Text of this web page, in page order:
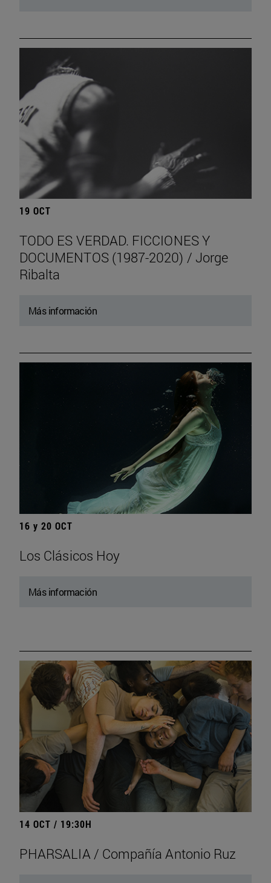
19 OCT
TODO ES VERDAD. FICCIONES Y
DOCUMENTOS (1987-2020) / Jorge
Ribalta
Más información
16 y 20 OCT
Los Clásicos Hoy
Más información
14 OCT / 19:30H
PHARSALIA / Compañía Antonio Ruz